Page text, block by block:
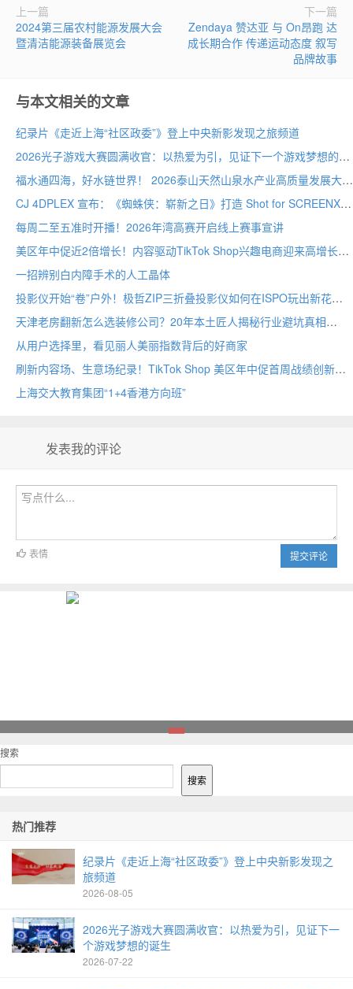
上一篇
2024第三届农村能源发展大会
暨清洁能源装备展览会
下一篇
Zendaya 赞达亚 与 On昂跑 达
成长期合作 传递运动态度 叙写
品牌故事
与本文相关的文章
纪录片《走近上海“社区政委”》登上中央新影发现之旅频道
2026光子游戏大赛圆满收官：以热爱为引，见证下一个游戏梦想的诞生
福水通四海，好水链世界！ 2026泰山天然山泉水产业高质量发展大会圆满举行
CJ 4DPLEX 宣布：《蜘蛛侠：崭新之日》打造 Shot for SCREENX 专属版本
每周二至五准时开播！2026年湾高赛开启线上赛事宣讲
美区年中促近2倍增长！内容驱动TikTok Shop兴趣电商迎来高增长
一招辨别白内障手术的人工晶体
投影仪开始“卷”户外！极哲ZIP三折叠投影仪如何在ISPO玩出新花样？
天津老房翻新怎么选装修公司？20年本土匠人揭秘行业避坑真相
从用户选择里，看见丽人美丽指数背后的好商家
刷新内容场、生意场纪录！TikTok Shop 美区年中促首周战绩创新高
上海交大教育集团“1+4香港方向班”
发表我的评论
提交评论
表情
搜索
搜索
热门推荐
纪录片《走近上海“社区政委”》登上中央新影发现之
旅频道
2026-08-05
2026光子游戏大赛圆满收官：以热爱为引，见证下一
个游戏梦想的诞生
2026-07-22